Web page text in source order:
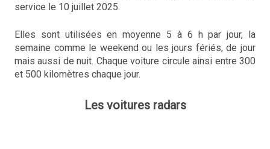
service le 10 juillet 2025.
Elles sont utilisées en moyenne 5 à 6 h par jour, la
semaine comme le weekend ou les jours fériés, de jour
mais aussi de nuit. Chaque voiture circule ainsi entre 300
et 500 kilomètres chaque jour.
Les voitures radars